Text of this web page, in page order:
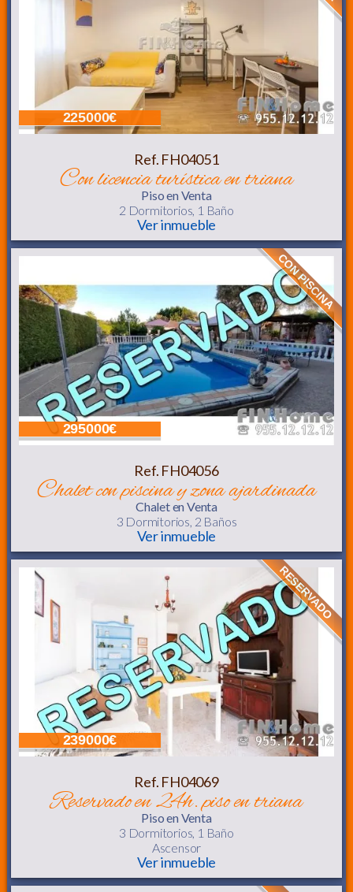
225000€
Ref. FH04051
con licencia turística en triana
Pisoen Venta
2 Dormitorios, 1 Baño
Ver inmueble
295000€
CON PISCINA
Ref. FH04056
chalet con piscina y zona ajardinada
Chaleten Venta
3 Dormitorios, 2 Baños
Ver inmueble
239000€
RESERVADO
Ref. FH04069
reservado en 24h. piso en triana
Pisoen Venta
3 Dormitorios, 1 Baño
Ascensor
Ver inmueble